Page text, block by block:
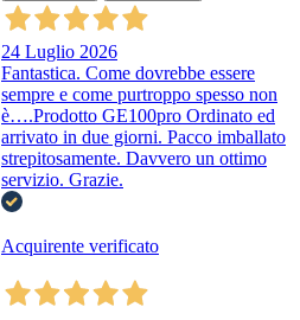
24 Luglio 2026
Fantastica. Come dovrebbe essere
sempre e come purtroppo spesso non
è….Prodotto GE100pro Ordinato ed
arrivato in due giorni. Pacco imballato
strepitosamente. Davvero un ottimo
servizio. Grazie.
Acquirente verificato